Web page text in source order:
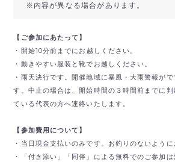
※内容が異なる場合があります。
【ご参加にあたって】
・開始10分前までにお越しください。
・動きやすい服装と靴でお越しください。
・雨天決行です。開催地域に暴風・大雨警報が
す。中止の場合は、開始時間の３時間前までに
ている代表の方へ連絡いたします。
【参加費用について】
・当日現金支払いのみです。 お釣りのないように
・「付き添い」「同伴」による無料でのご参加は